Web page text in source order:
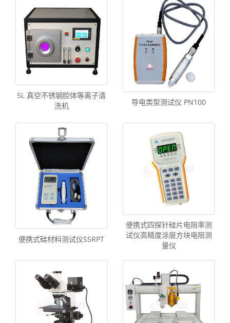
5L 真空不锈钢腔体等离子清
洗机
导电类型测试仪 PN100
便携式硅材料测试仪SSRPT
便携式四探针硅片电阻率测
试仪高精度涂层方块电阻测
量仪